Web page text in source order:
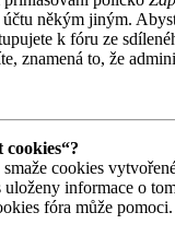
někým jiným.
k fóru ze
znamená to, že
cookies“?
smaže cookies
informace o
fóra může pomoci.